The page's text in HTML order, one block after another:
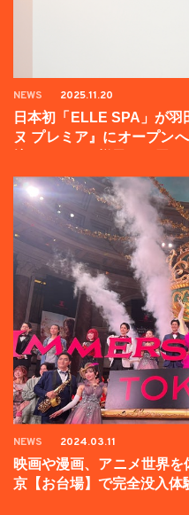
NEWS 2025.11.20
日本初「ELLE SPA」が
ヌ プレミア』にオープン
NEWS 2024.03.11
映画や漫画、アニメ世界
京【お台場】で完全没入体